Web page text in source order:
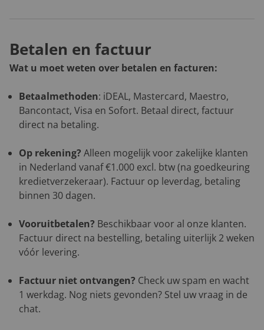
Betalen en factuur
Wat u moet weten over betalen en facturen:
Betaalmethoden: iDEAL, Mastercard, Maestro,
Bancontact, Visa en Sofort. Betaal direct, factuur
direct na betaling.
Op rekening? Alleen mogelijk voor zakelijke klanten
in Nederland vanaf €1.000 excl. btw (na goedkeuring
kredietverzekeraar). Factuur op leverdag, betaling
binnen 30 dagen.
Vooruitbetalen? Beschikbaar voor al onze klanten.
Factuur direct na bestelling, betaling uiterlijk 2 weken
vóór levering.
Factuur niet ontvangen? Check uw spam en wacht
1 werkdag. Nog niets gevonden? Stel uw vraag in de
chat.